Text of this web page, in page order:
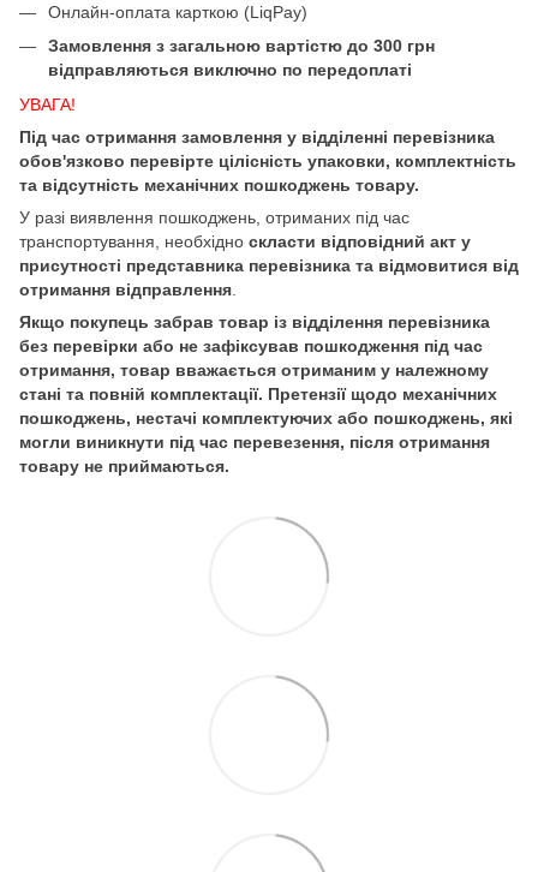
Онлайн-оплата карткою (LiqPay)
Замовлення з загальною вартістю до 300 грн
відправляються виключно по передоплаті
УВАГА!
Під час отримання замовлення у відділенні перевізника
обов'язково перевірте цілісність упаковки, комплектність
та відсутність механічних пошкоджень товару.
У разі виявлення пошкоджень, отриманих під час
транспортування, необхідно скласти відповідний акт у
присутності представника перевізника та відмовитися від
отримання відправлення
Якщо покупець забрав товар із відділення перевізника
без перевірки або не зафіксував пошкодження під час
отримання, товар вважається отриманим у належному
стані та повній комплектації. Претензії щодо механічних
пошкоджень, нестачі комплектуючих або пошкоджень, які
могли виникнути під час перевезення, після отримання
товару не приймаються.